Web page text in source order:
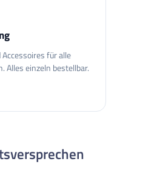
Accessoires für alle
Alles einzeln bestellbar.